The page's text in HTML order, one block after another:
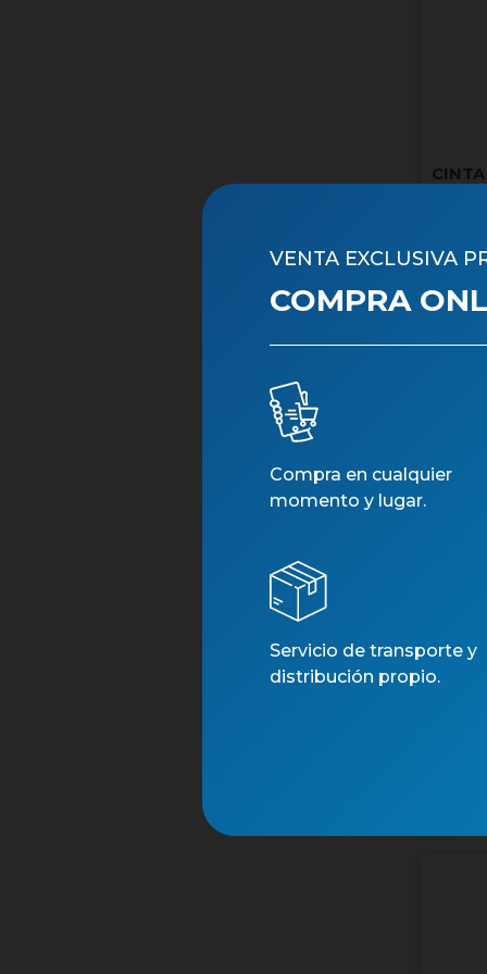
VENTA EXCLUSIVA
COMPRA
Compra en cualquier
momento y lugar.
Servicio de transporte y
distribución propio.